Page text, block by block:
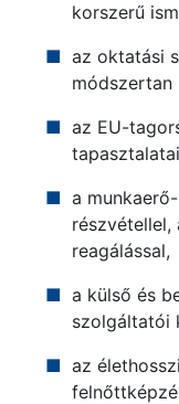
korszerű
az oktatási
módszertan
az EU-
a
reagálással,
a külső és
szolgáltatói
az